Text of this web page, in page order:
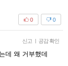
0
0
신고 | 공감 확인
데 왜 거부했데